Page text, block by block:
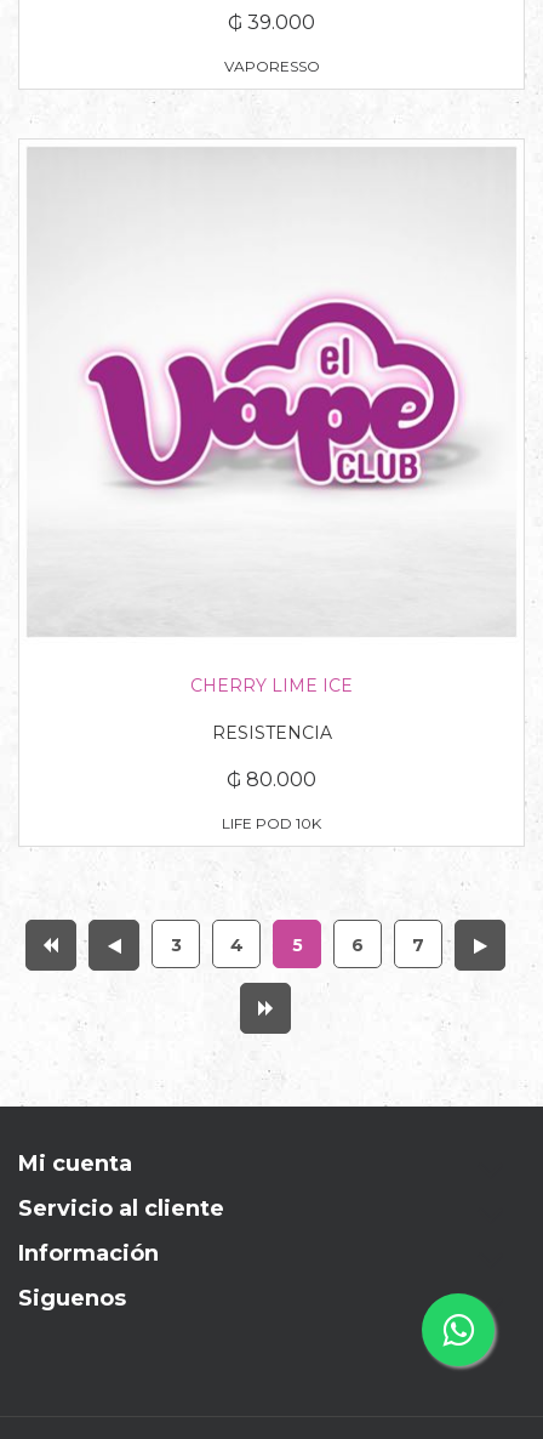
₲ 39.000
VAPORESSO
CHERRY LIME ICE
RESISTENCIA
₲ 80.000
LIFE POD 10K
3 4 5 6 7
Mi cuenta
Servicio al cliente
Información
Siguenos